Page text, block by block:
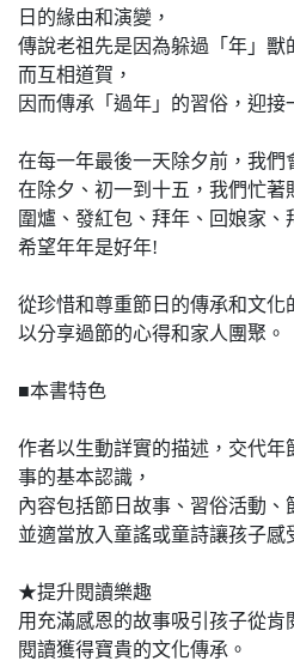
日的緣由和演變，
傳說老祖先是因為躲過「年」
而互相道賀，
因而傳承「過年」的習俗，迎接
在每一年最後一天除夕前，我們
在除夕、初一到十五，我們忙著
圍爐、發紅包、拜年、回娘家、
希望年年是好年!
從珍惜和尊重節日的傳承和文
以分享過節的心得和家人團聚。
■本書特色
作者以生動詳實的描述，交代
事的基本認識，
內容包括節日故事、習俗活動、
並適當放入童謠或童詩讓孩子感
★提升閱讀樂趣
用充滿感恩的故事吸引孩子從
閱讀獲得寶貴的文化傳承。